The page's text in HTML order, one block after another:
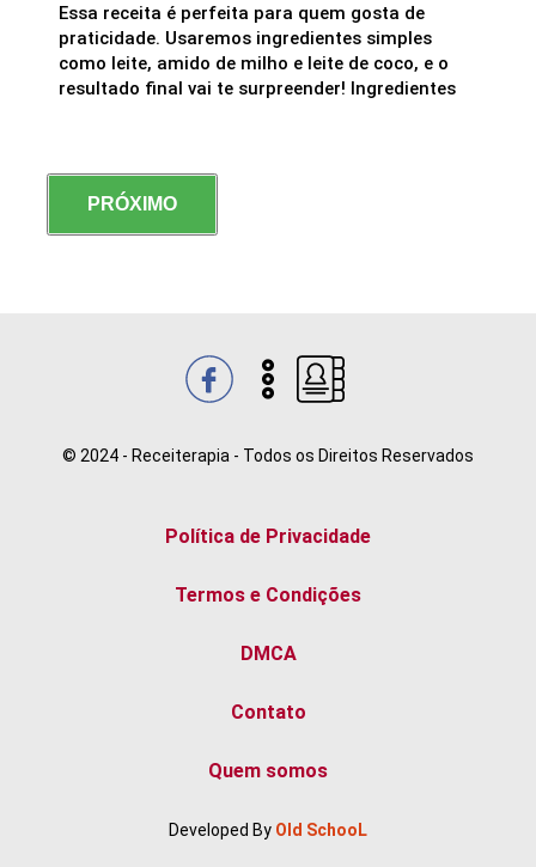
Essa receita é perfeita para quem gosta de
praticidade. Usaremos ingredientes simples
como leite, amido de milho e leite de coco, e o
resultado final vai te surpreender! Ingredientes
PRÓXIMO
© 2024 - Receiterapia - Todos os Direitos Reservados
Quem somos
Contato
DMCA
Termos e Condições
Política de Privacidade
Developed By Old SchooL